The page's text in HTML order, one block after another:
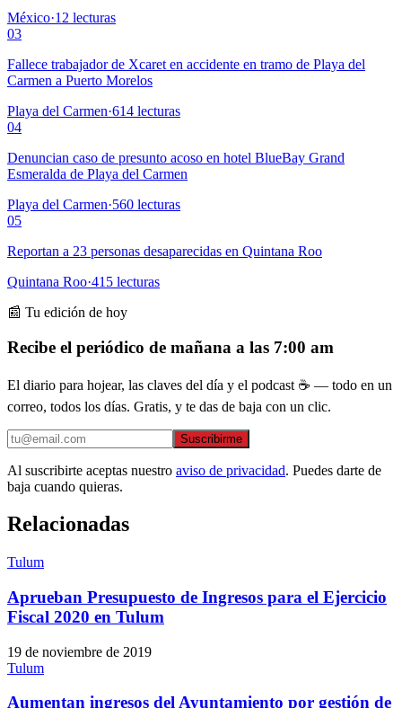
México·12 lecturas
03
Fallece trabajador de Xcaret en accidente en tramo de Playa del
Carmen a Puerto Morelos
Playa del Carmen·614 lecturas
04
Denuncian caso de presunto acoso en hotel BlueBay Grand
Esmeralda de Playa del Carmen
Playa del Carmen·560 lecturas
05
Reportan a 23 personas desaparecidas en Quintana Roo
Quintana Roo·415 lecturas
📰 Tu edición de hoy
Recibe el periódico de mañana a las 7:00 am
El diario para hojear, las claves del día y el podcast ☕ — todo en un
correo, todos los días. Gratis, y te das de baja con un clic.
Suscribirme
Al suscribirte aceptas nuestro aviso de privacidad. Puedes darte de
baja cuando quieras.
Relacionadas
Tulum
Aprueban Presupuesto de Ingresos para el Ejercicio
Fiscal 2020 en Tulum
19 de noviembre de 2019
Tulum
Aumentan ingresos del Ayuntamiento por gestión de